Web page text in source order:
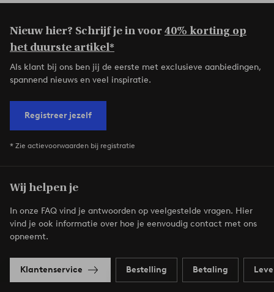
Nieuw hier? Schrijf je in voor40% korting op
het duurste artikel*
Als klant bij ons ben jij de eerste met exclusieve aanbiedingen,
spannend nieuws en veel inspiratie.
Registreer jezelf
* Zie actievoorwaarden bij registratie
Wij helpen je
In onze FAQ vind je antwoorden op veelgestelde vragen. Hier
vind je ook informatie over hoe je eenvoudig contact met ons
opneemt.
Klantenservice Bestelling Betaling